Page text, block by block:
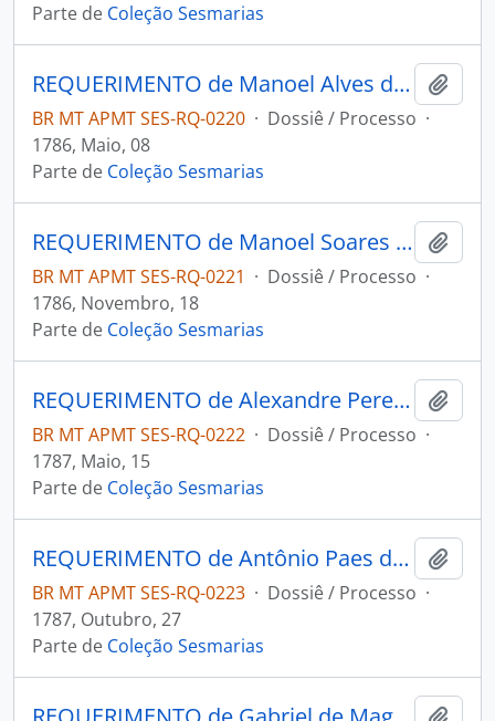
Parte de Coleção Sesmarias
REQUERIMENTO de Manoel Alves da Câmara ao Governador e Capitão-General da Capitania de Mato Grosso Luiz de Albuquerque de Melo Pereira e Cáceres.
BR MT APMT SES-RQ-0220 · Dossiê / Processo ·
1786, Maio, 08
Parte de Coleção Sesmarias
REQUERIMENTO de Manoel Soares de Melo ao Governador e Capitão-General da Capitania de Mato Grosso Luiz de Albuquerque de Melo Pereira e Cáceres.
BR MT APMT SES-RQ-0221 · Dossiê / Processo ·
1786, Novembro, 18
Parte de Coleção Sesmarias
REQUERIMENTO de Alexandre Pereira Gaspar ao Governador e Capitão-General da Capitania de Mato Grosso Luiz de Albuquerque de Melo Pereira e Cáceres.
BR MT APMT SES-RQ-0222 · Dossiê / Processo ·
1787, Maio, 15
Parte de Coleção Sesmarias
REQUERIMENTO de Antônio Paes de Campos ao Governador e Capitão-General da Capitania de Mato Grosso Luiz de Albuquerque de Melo Pereira e Cáceres.
BR MT APMT SES-RQ-0223 · Dossiê / Processo ·
1787, Outubro, 27
Parte de Coleção Sesmarias